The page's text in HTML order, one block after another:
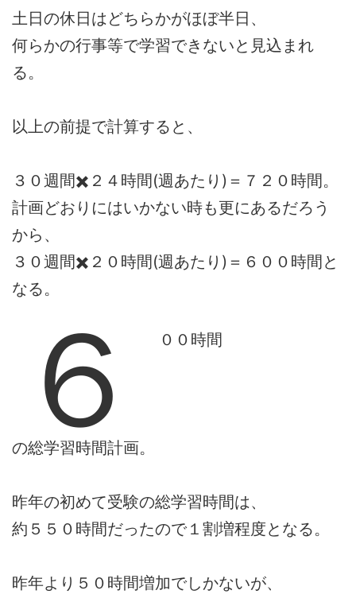
土日の休日はどちらかがほぼ半日、
何らかの行事等で学習できないと見込まれ
る。
以上の前提で計算すると、
３０週間✖️２４時間(週あたり)＝７２０時間。
計画どおりにはいかない時も更にあるだろう
から、
３０週間✖️２０時間(週あたり)＝６００時間と
なる。
６ ００時間
の総学習時間計画。
昨年の初めて受験の総学習時間は、
約５５０時間だったので１割増程度となる。
昨年より５０時間増加でしかないが、